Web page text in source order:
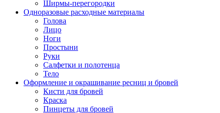
Ширмы-перегородки
Одноразовые расходные материалы
Голова
Лицо
Ноги
Простыни
Руки
Салфетки и полотенца
Тело
Оформление и окрашивание ресниц и бровей
Кисти для бровей
Краска
Пинцеты для бровей